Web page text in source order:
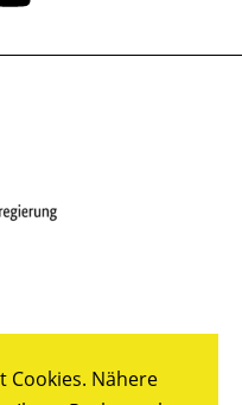
Cookies. Nähere